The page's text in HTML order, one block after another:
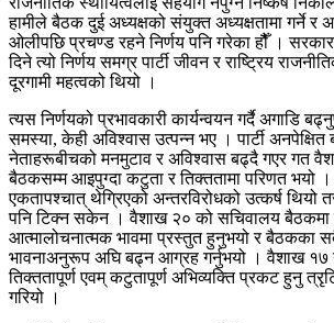
हामीले बैठक दुई अध्यक्षको संयुक्त अध्यक्षतामा गर्ने र
ओलीपछि प्रचण्ड रहने निर्णय पनि गरेका हौैँ ।
दिने त्यो निर्णय समग्र पार्टी जीवन र राष्ट्रिय
दूरगामी महत्वको थियो ।
त्यस निर्णयको प्रभावकारी कार्यन्वयन गर्दै अगाडि
समस्या, केही अविश्वास उत्पन्न भए । पार्टी
नेताहरूबीचको मनमुटाव र अविश्वास बढ्दै गएर गत
बैठकसम्म आइपुग्दा कटुता र तिक्ततामा परिणत भयो ।
एकतापश्चात् थेग्रिएको अन्तरविरोधको उत्कर्ष थियो
पनि टिक्न सकेन । वैशाख २० को सचिवालय बैठकमा
आत्मालोचनात्मक भावमा प्रस्तुत हुनुभयो र बैठकका
भावनाअनुरूप अघि बढ्न आग्रह गर्नुभयो । वैशाख १७
तिक्ततापूर्ण एवम् कटुतापूर्ण अभिव्यक्ति प्रकट हुनु
गरियो ।